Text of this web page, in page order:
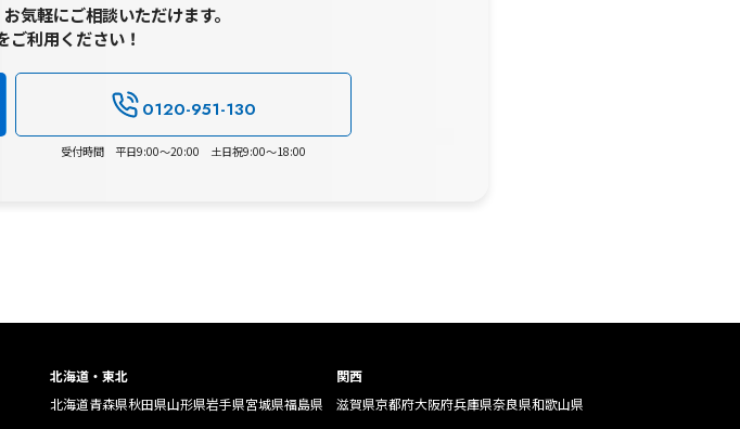
気軽にご相談いただけます。
ご利用ください！
0120-951-130
受付時間 平日9:00～20:00 土日祝9:00～18:00
北海道・東北
北海道青森県秋田県山形県岩手県宮城県福島県
関西
滋賀県京都府大阪府兵庫県奈良県和歌山県